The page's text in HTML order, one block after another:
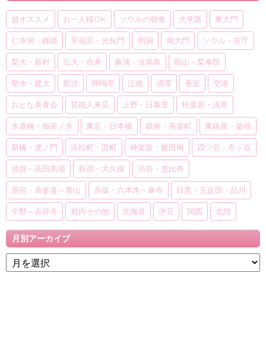
超オススメ お一人様OK ソウルの朝食 大学路 東大門
仁寺洞・鍾路 景福宮・光化門 明洞 南大門 ソウル・市庁
梨大・新村 弘大・合井 麻浦・汝矣島 龍山～梨泰院
聖水・建大 新沙 狎鴎亭 江南 清潭 蚕室 空港
おとな美食会 芸能人来店 上野・日暮里 秋葉原・浅草
水道橋・御茶ノ水 東京・日本橋 銀座・有楽町 東銀座・築地
新橋・虎ノ門 浜松町・田町 神楽坂・飯田橋 四ツ谷・市ヶ谷
池袋～高田馬場 新宿・大久保 渋谷・恵比寿
原宿・表参道～青山 赤坂・六本木～麻布 目黒・五反田・品川
中野～吉祥寺 都内その他 北海道 伊豆 関西 北陸
月別アーカイブ